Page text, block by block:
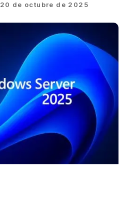
20 de octubre de 2025